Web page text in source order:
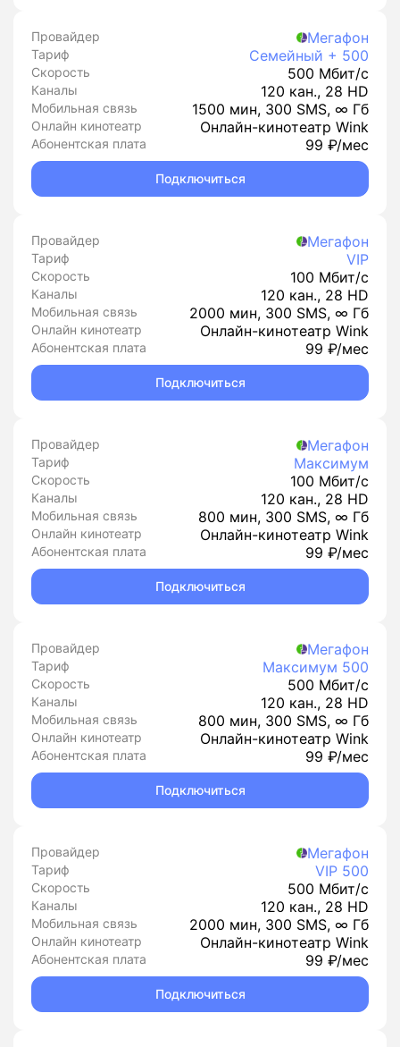
Провайдер Мегафон
Тариф Семейный + 500
Скорость 500 Мбит/с
Каналы 120 кан., 28 HD
Мобильная связь 1500 мин, 300 SMS, ∞ Гб
Онлайн кинотеатр Онлайн-кинотеатр Wink
Абонентская плата 99 ₽/мес
Подключиться
Провайдер Мегафон
Тариф VIP
Скорость 100 Мбит/с
Каналы 120 кан., 28 HD
Мобильная связь 2000 мин, 300 SMS, ∞ Гб
Онлайн кинотеатр Онлайн-кинотеатр Wink
Абонентская плата 99 ₽/мес
Подключиться
Провайдер Мегафон
Тариф Максимум
Скорость 100 Мбит/с
Каналы 120 кан., 28 HD
Мобильная связь 800 мин, 300 SMS, ∞ Гб
Онлайн кинотеатр Онлайн-кинотеатр Wink
Абонентская плата 99 ₽/мес
Подключиться
Провайдер Мегафон
Тариф Максимум 500
Скорость 500 Мбит/с
Каналы 120 кан., 28 HD
Мобильная связь 800 мин, 300 SMS, ∞ Гб
Онлайн кинотеатр Онлайн-кинотеатр Wink
Абонентская плата 99 ₽/мес
Подключиться
Провайдер Мегафон
Тариф VIP 500
Скорость 500 Мбит/с
Каналы 120 кан., 28 HD
Мобильная связь 2000 мин, 300 SMS, ∞ Гб
Онлайн кинотеатр Онлайн-кинотеатр Wink
Абонентская плата 99 ₽/мес
Подключиться